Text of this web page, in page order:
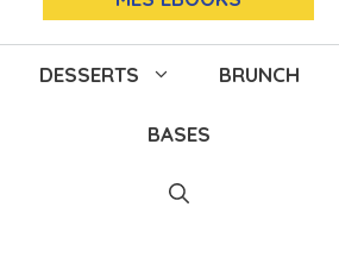
DESSERTS BRUNCH
BASES